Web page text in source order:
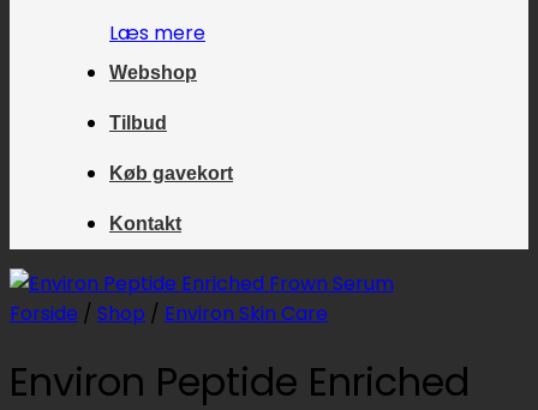
Læs mere
Webshop
Tilbud
Køb gavekort
Kontakt
Forside / Shop / Environ Skin Care
Environ Peptide Enriched